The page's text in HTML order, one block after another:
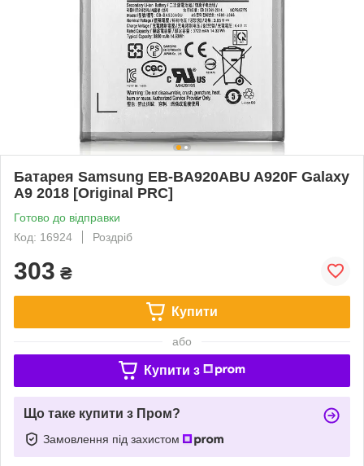
Батарея Samsung EB-BA920ABU A920F Galaxy
A9 2018 [Original PRC]
Готово до відправки
Код: 16924
Роздріб
303 ₴
Купити
або
Купити з
Що таке купити з Пром?
Замовлення під захистом